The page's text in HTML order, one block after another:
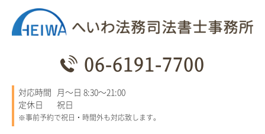
06-6191-7700
対応時間 月～日 8:30～21:00
定休日
祝日
※事前予約で祝日・時間外も対応致します。